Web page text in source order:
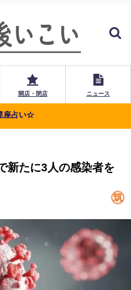
開店・閉店 ニュース
座占い☆
新たに3人の感染者を